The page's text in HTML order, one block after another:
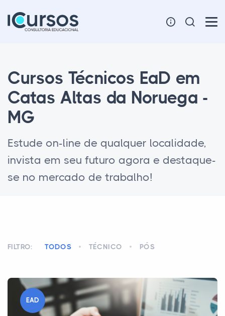
Cursos Técnicos EaD em
Catas Altas da Noruega -
MG
Estude on-line de qualquer localidade,
invista em seu futuro agora e destaque-
se no mercado de trabalho!
FILTRO: TODOS TÉCNICO PÓS
EAD